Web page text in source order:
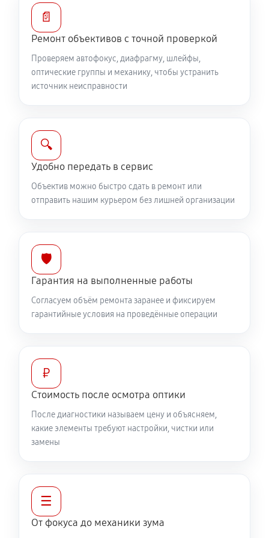
Устранение механических повреждений
Ремонт электроники объектива Canon EF 28-300
f/3.5-5.6L IS USM
1040 руб
Ремонт передней линзы объектива
920 руб 60 минут
Ремонт кольца зуммирования
460 руб 60 минут
Разблокировка заклинивания
Протяжка соединений трансфокатора
Замена светофильтра объектива Canon EF 28-300
f/3.5-5.6L IS USM
📄
Ремонт объективов с точной проверкой
Проверяем автофокус, диафрагму, шлейфы,
оптические группы и механику, чтобы устранить
источник неисправности
🔍
Удобно передать в сервис
Объектив можно быстро сдать в ремонт или
отправить нашим курьером без лишней организации
🛡️
Гарантия на выполненные работы
Согласуем объём ремонта заранее и фиксируем
гарантийные условия на проведённые операции
₽
Стоимость после осмотра оптики
После диагностики называем цену и объясняем,
какие элементы требуют настройки, чистки или
замены
☰
От фокуса до механики зума